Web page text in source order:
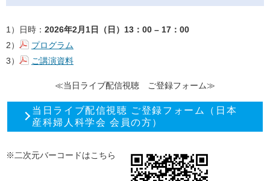
1）日時： 2026年2月1日（日）13：00 – 17：00
2）
プログラム
3）
ご講演資料
≪当日ライブ配信視聴 ご登録フォーム≫
当日ライブ配信視聴 ご登録フォーム（日本
産科婦人科学会 会員の方）
※二次元バーコードはこちら